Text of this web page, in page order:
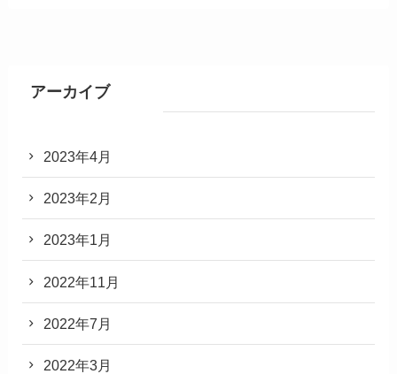
アーカイブ
2023年4月
2023年2月
2023年1月
2022年11月
2022年7月
2022年3月